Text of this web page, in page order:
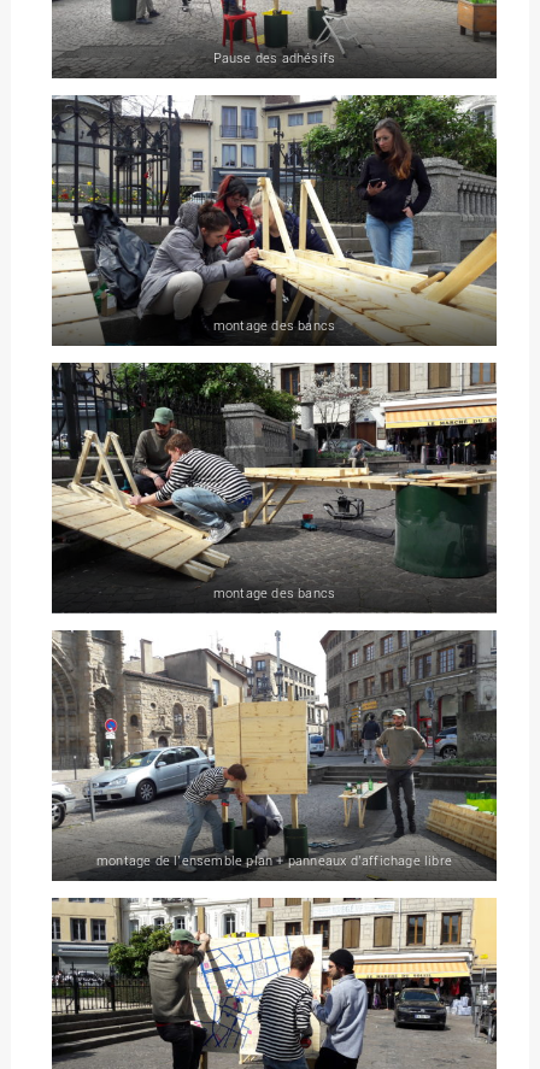
Pause des adhésifs
montage des bancs
montage des bancs
montage de l’ensemble plan + panneaux d’affichage libre